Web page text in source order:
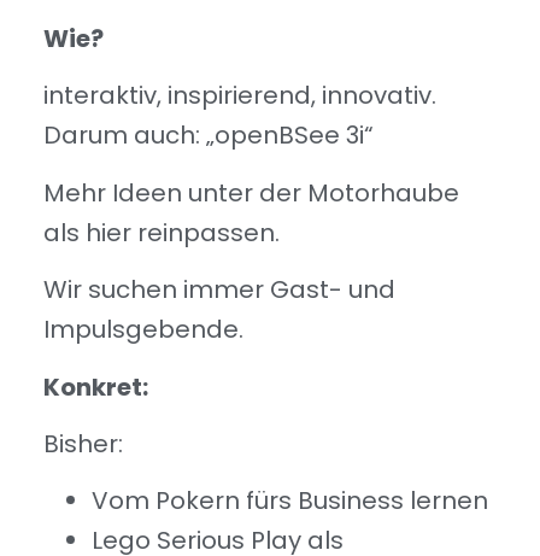
Wie?
interaktiv, inspirierend, innovativ.
Darum auch: „openBSee 3i“
Mehr Ideen unter der Motorhaube
als hier reinpassen.
Wir suchen immer Gast- und
Impulsgebende.
Konkret:
Bisher:
Vom Pokern fürs Business lernen
Lego Serious Play als